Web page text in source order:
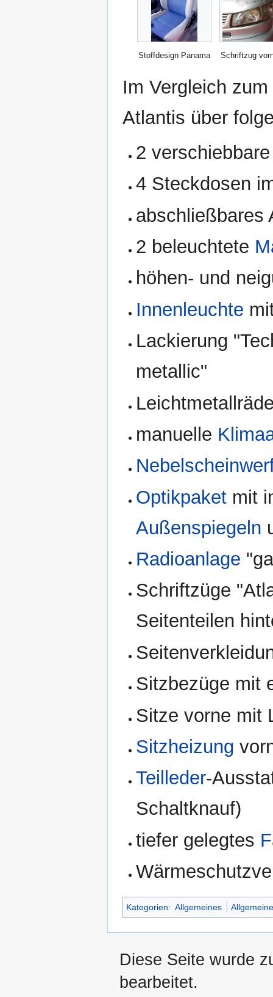
Stoffdesign Panama Schriftzug
Im Vergleich zum
Atlantis über
2
4 Steckdosen
abschließbares
2 beleuchtete
höhen- und
Innenleuchte
Lackierung
metallic"
manuelle
Optikpaket mit
Außenspiegeln
Radioanlage
Schriftzüge
Seitenteilen
Sitzbezüge mit
Sitze vorne mit
Sitzheizung
Teilleder-
Schaltknauf)
tiefer gelegtes
Kategorien: Allgemeines
Diese Seite wurde
bearbeitet.